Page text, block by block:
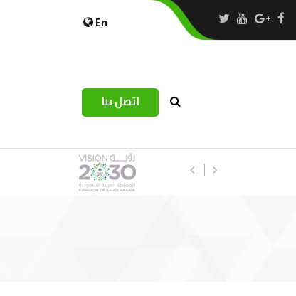
En
اتصل بنا
استبيان مرصد التحديات اللوجستية